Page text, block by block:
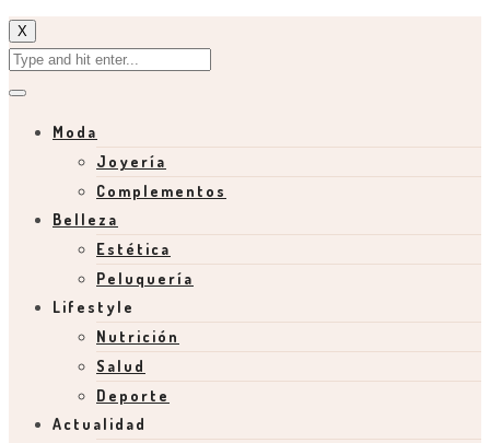
X
Moda
Joyería
Complementos
Belleza
Estética
Peluquería
Lifestyle
Nutrición
Salud
Deporte
Actualidad